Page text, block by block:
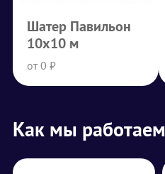
Шатер Павильон
10х10 м
от 0 ₽
Как мы работаем